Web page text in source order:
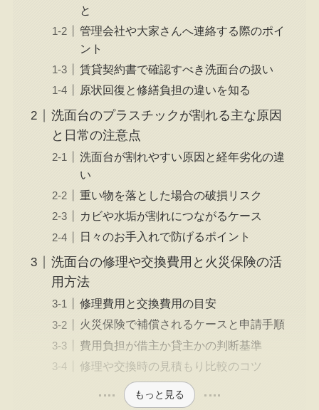
と
管理会社や大家さんへ連絡する際のポイ
ント
賃貸契約書で確認すべき洗面台の扱い
原状回復と修繕負担の違いを知る
洗面台のプラスチックが割れる主な原因
と日常の注意点
洗面台が割れやすい原因と経年劣化の違
い
重い物を落とした場合の破損リスク
カビや水垢が割れにつながるケース
日々のお手入れで防げるポイント
洗面台の修理や交換費用と火災保険の活
用方法
修理費用と交換費用の目安
火災保険で補償されるケースと申請手順
費用負担が借主か貸主かの判断基準
修理や交換時の見積もり比較のコツ
もっと見る